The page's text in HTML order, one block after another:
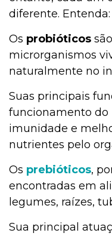
diferente. Entenda:
Os probióticos
microrganismos
naturalmente no
Suas principais
funcionamento do
imunidade e
nutrientes pelo
Os prebióticos,
encontradas em
legumes, raízes,
Sua principal